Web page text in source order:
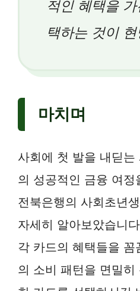
적인 혜택을
택하는 것이
마치며
사회에 첫 발을 내딛는
의 성공적인 금융 여정
전북은행의 사회초년
자세히 알아보았습니
각 카드의 혜택들을 꼼
의 소비 패턴을 면밀